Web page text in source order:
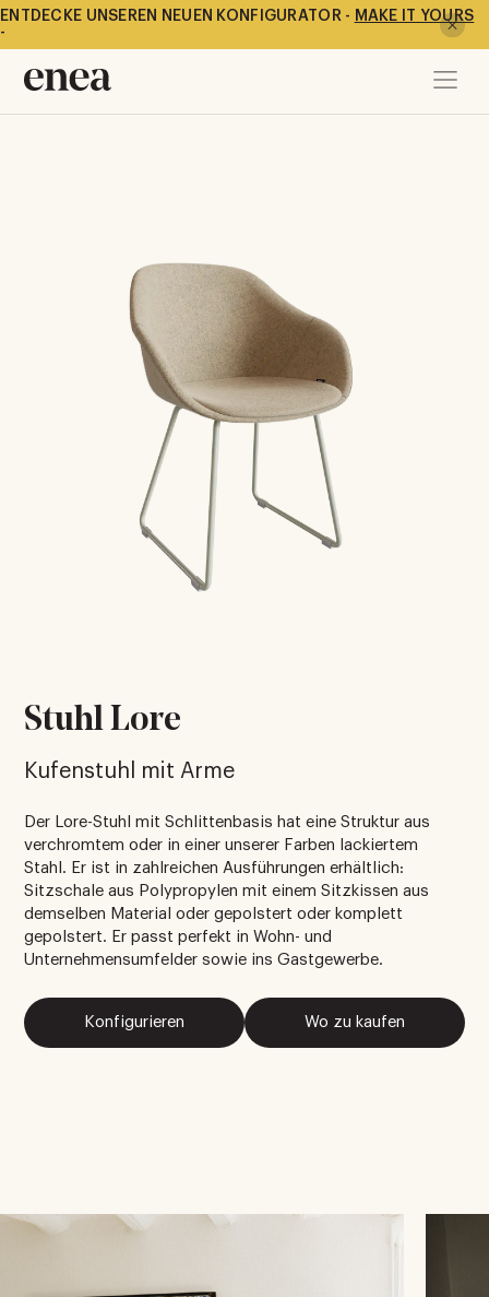
ENTDECKE UNSEREN NEUEN KONFIGURATOR - MAKE IT YOURS
-
Stuhl Lore
Kufenstuhl mit Arme
Der Lore-Stuhl mit Schlittenbasis hat eine Struktur aus
verchromtem oder in einer unserer Farben lackiertem
Stahl. Er ist in zahlreichen Ausführungen erhältlich:
Sitzschale aus Polypropylen mit einem Sitzkissen aus
demselben Material oder gepolstert oder komplett
gepolstert. Er passt perfekt in Wohn- und
Unternehmensumfelder sowie ins Gastgewerbe.
Konfigurieren Wo zu kaufen